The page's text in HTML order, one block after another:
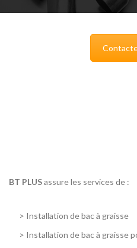
BT PLUSassure les services de :
> Installation de bac à graisse
> Installation de bac à graisse